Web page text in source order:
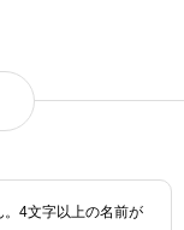
4文字以上の名前が